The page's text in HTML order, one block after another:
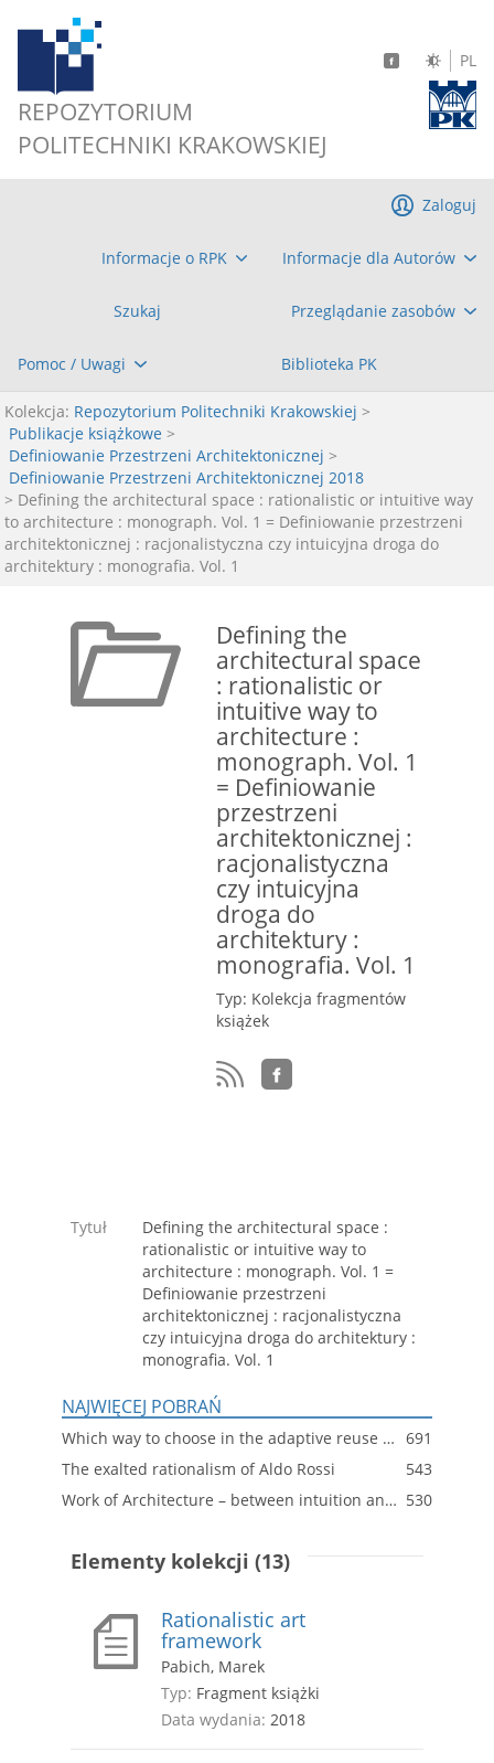
REPOZYTORIUM
POLITECHNIKI KRAKOWSKIEJ
PL
Informacje o RPK Informacje dla Autorów
Szukaj Przeglądanie zasobów
Pomoc / Uwagi Biblioteka PK
Zaloguj
Kolekcja: Repozytorium Politechniki Krakowskiej >
Publikacje książkowe >
Definiowanie Przestrzeni Architektonicznej >
Definiowanie Przestrzeni Architektonicznej 2018
> Defining the architectural space : rationalistic or intuitive way
to architecture : monograph. Vol. 1 = Definiowanie przestrzeni
architektonicznej : racjonalistyczna czy intuicyjna droga do
architektury : monografia. Vol. 1
Defining the
architectural space
: rationalistic or
intuitive way to
architecture :
monograph. Vol. 1
= Definiowanie
przestrzeni
architektonicznej :
racjonalistyczna
czy intuicyjna
droga do
architektury :
monografia. Vol. 1
Typ: Kolekcja fragmentów
książek
Tytuł
Defining the architectural space :
rationalistic or intuitive way to
architecture : monograph. Vol. 1 =
Definiowanie przestrzeni
architektonicznej : racjonalistyczna
czy intuicyjna droga do architektury :
monografia. Vol. 1
NAJWIĘCEJ POBRAŃ
Which way to choose in the adaptive reuse of sacred buildings 691
The exalted rationalism of Aldo Rossi
543
Work of Architecture – between intuition and rationalism 530
Elementy kolekcji (13)
Rationalistic art
framework
Pabich, Marek
Typ: Fragment książki
Data wydania: 2018